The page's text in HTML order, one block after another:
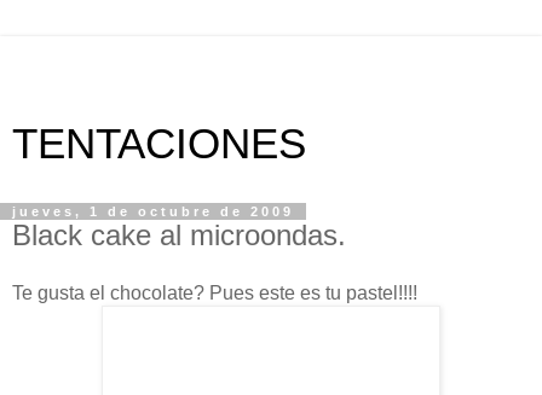
TENTACIONES
jueves, 1 de octubre de 2009
Black cake al microondas.
Te gusta el chocolate? Pues este es tu pastel!!!!